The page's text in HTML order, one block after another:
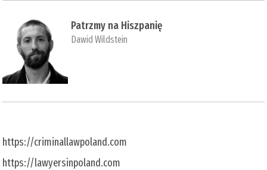
Patrzmy na Hiszpanię
Dawid Wildstein
https://criminallawpoland.com
https://lawyersinpoland.com